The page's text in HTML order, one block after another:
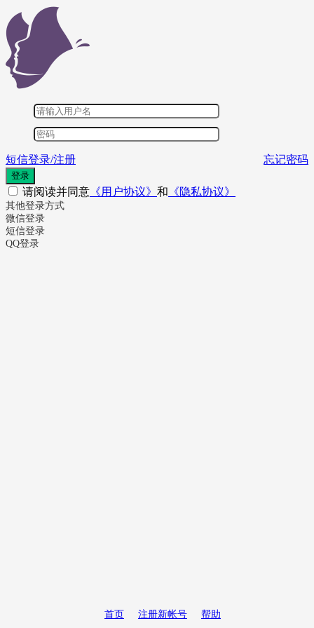
短信登录/注册 忘记密码
登录
请阅读并同意 《用户协议》 和 《隐私协议》
其他登录方式
微信登录
短信登录
QQ登录
首页 注册新帐号 帮助